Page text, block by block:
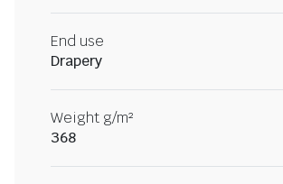
End use
Drapery
Weight g/m²
368